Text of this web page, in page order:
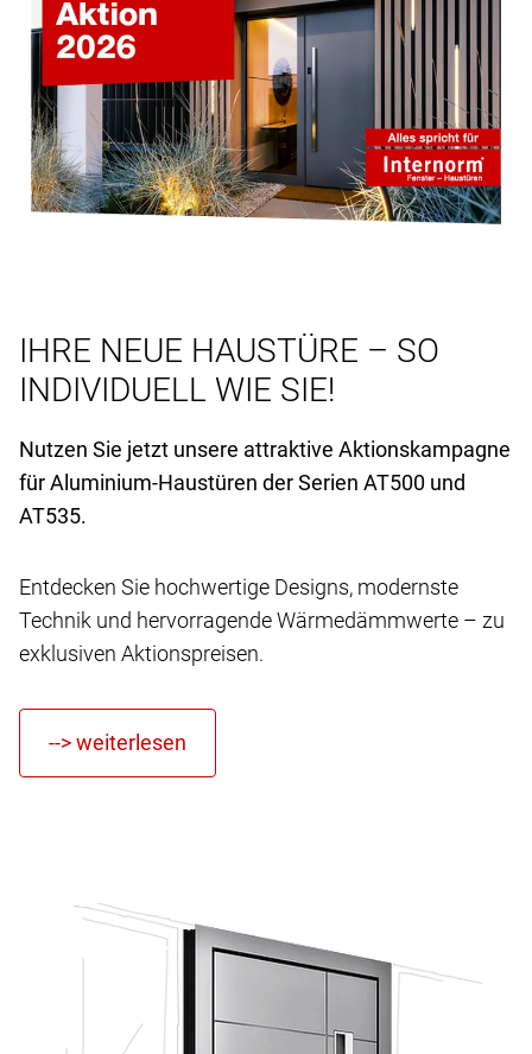
IHRE NEUE HAUSTÜRE – SO
INDIVIDUELL WIE SIE!
Nutzen Sie jetzt unsere attraktive Aktionskampagne
für Aluminium-Haustüren der Serien AT500 und
AT535.
Entdecken Sie hochwertige Designs, modernste
Technik und hervorragende Wärmedämmwerte – zu
exklusiven Aktionspreisen.